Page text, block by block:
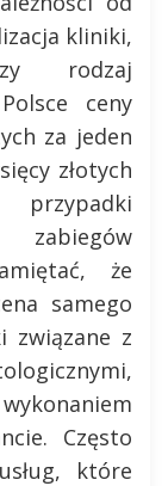
kliniki,
rodzaj
ceny
za jeden
złotych
przypadki
zabiegów
że
samego
związane z
Często
które